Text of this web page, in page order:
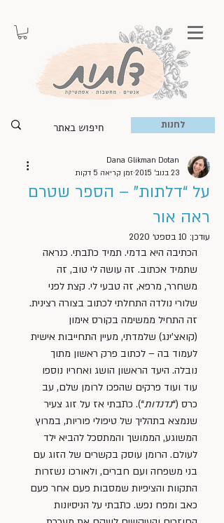
לחנות
על “דלתות” – הספר שטרם
ראה אור
Dana Glikman Dotan
23 בנוב׳ 2015
זמן קריאה 5 דקות
עודכן: 10 בספט׳ 2020
הכתיבה היא בדמי. תמיד כתבתי. כנראה
שתמיד אכתוב. זה עושה לי טוב, זה
משחרר, מרפא, זה טבעי לי. קצת לפני
שלורי נולדה התחלתי לכתוב בצורה רצינית.
זה התחיל ממשימה בקורס אימון
(קואצ’ינג) שלמדתי, מעיין התחייבות אישית
לעמוד בה – לכתוב פרק ראשון מתוך
נובלה. היעד הראשון הושג ואחריו נוספו
עוד ועוד פרקים שהפכו לרומן שלם, עב
כרס (“נדנדות“). כתבתי אז על זוג צעיר
שנמצא בתהליך של טיפולי פוריות, במרוץ
המשוגע, הממושך והמתסכל להביא ילד
לעולם. הרומן עוסק בקשרים של הזוג עם
בני משפחה ועם חברים, ולאורכו נשזרות
התקוות והציפיות שמסבות פעם אחר פעם
כאב ומפח נפש. כתבתי על הניסיונות